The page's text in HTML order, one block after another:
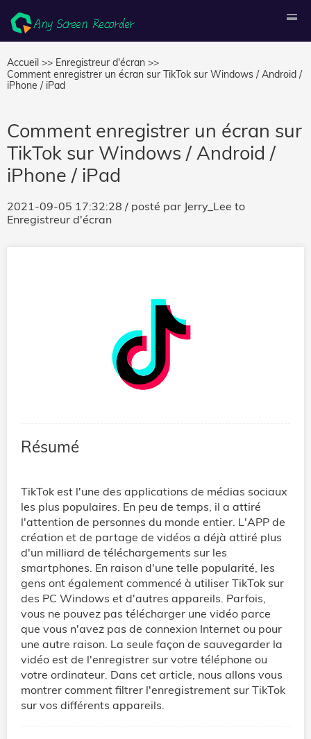
Accueil >> Enregistreur d'écran >>
Comment enregistrer un écran sur TikTok sur Windows / Android /
iPhone / iPad
Comment enregistrer un écran sur
TikTok sur Windows / Android /
iPhone / iPad
2021-09-05 17:32:28 / posté par Jerry_Lee to
Enregistreur d'écran
Résumé
TikTok est l'une des applications de médias sociaux
les plus populaires. En peu de temps, il a attiré
l'attention de personnes du monde entier. L'APP de
création et de partage de vidéos a déjà attiré plus
d'un milliard de téléchargements sur les
smartphones. En raison d'une telle popularité, les
gens ont également commencé à utiliser TikTok sur
des PC Windows et d'autres appareils. Parfois,
vous ne pouvez pas télécharger une vidéo parce
que vous n'avez pas de connexion Internet ou pour
une autre raison. La seule façon de sauvegarder la
vidéo est de l'enregistrer sur votre téléphone ou
votre ordinateur. Dans cet article, nous allons vous
montrer comment filtrer l'enregistrement sur TikTok
sur vos différents appareils.